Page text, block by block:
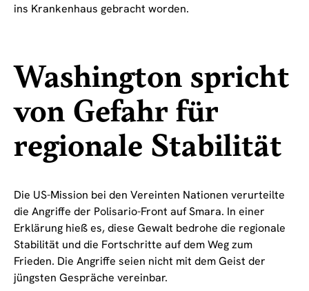
ins Krankenhaus gebracht worden.
Washington spricht
von Gefahr für
regionale Stabilität
Die US-Mission bei den Vereinten Nationen verurteilte
die Angriffe der Polisario-Front auf Smara. In einer
Erklärung hieß es, diese Gewalt bedrohe die regionale
Stabilität und die Fortschritte auf dem Weg zum
Frieden. Die Angriffe seien nicht mit dem Geist der
jüngsten Gespräche vereinbar.